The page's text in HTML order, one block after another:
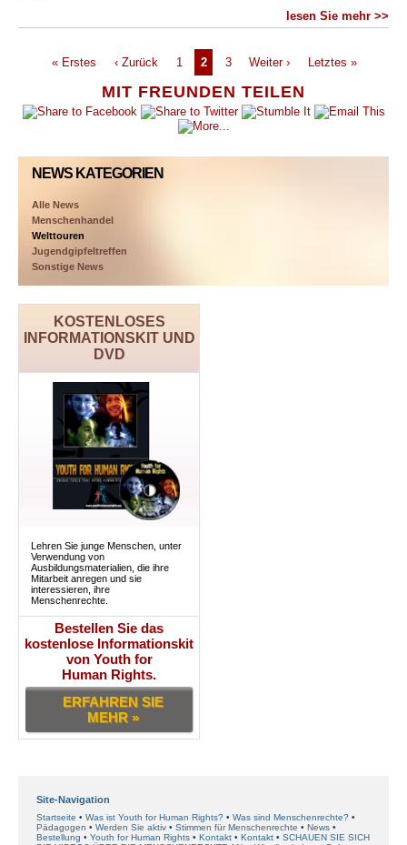
MIT FREUNDEN TEILEN
NEWS KATEGORIEN
Alle News
Menschenhandel
Welttouren
Jugendgipfeltreffen
Sonstige News
KOSTENLOSES
INFORMATIONSKIT UND
DVD
Lehren Sie junge Menschen, unter
Verwendung von
Ausbildungsmaterialien, die ihre
Mitarbeit anregen und sie
interessieren, ihre
Menschenrechte.
Bestellen Sie das
kostenlose Informationskit
von Youth for
Human Rights.
ERFAHREN SIE
MEHR »
lesen Sie mehr >>
« Erstes ‹ Zurück 1 2 3 Weiter › Letztes »
Site-Navigation
Startseite Was ist Youth for Human Rights?
Was sind Menschenrechte?
Pädagogen
Werden Sie aktiv Stimmen für Menschenrechte
News
Bestellung
Youth for Human Rights Kontakt Kontakt
SCHAUEN SIE SICH